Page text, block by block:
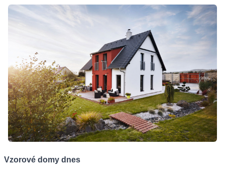
Vzorové domy dnes